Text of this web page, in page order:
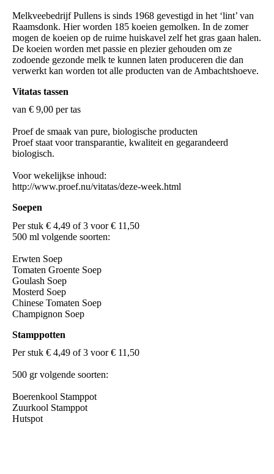
Melkveebedrijf Pullens is sinds 1968 gevestigd in het ‘lint’ van
Raamsdonk. Hier worden 185 koeien gemolken. In de zomer
mogen de koeien op de ruime huiskavel zelf het gras gaan halen.
De koeien worden met passie en plezier gehouden om ze
zodoende gezonde melk te kunnen laten produceren die dan
Vitatas tassen
van € 9,00 per tas
Proef de smaak van pure, biologische producten
Proef staat voor transparantie, kwaliteit en gegarandeerd
biologisch.
Voor wekelijkse inhoud:
http://www.proef.nu/vitatas/deze-week.html
Soepen
Per stuk € 4,49 of 3 voor € 11,50
500 ml volgende soorten:
Erwten Soep
Tomaten Groente Soep
Goulash Soep
Mosterd Soep
Chinese Tomaten Soep
Champignon Soep
Stamppotten
Per stuk € 4,49 of 3 voor € 11,50
500 gr volgende soorten:
Boerenkool Stamppot
Zuurkool Stamppot
Hutspot